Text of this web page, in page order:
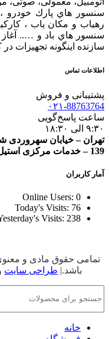
سنسور هاي پارك خودرو
رهياب و مكان ياب ،
سنسور هاي باد و ….. آغاز
سازنده اينگونه تجهيزات
اطلاعات تماس
پشتیبانی و فروش
۰۲۱-88763764
ساعت پاسخ‌گویی
۹:۳۰ الی ۱۸:۳۰
تهران – خيابان سهروردی
139 – خدمات مرکزی استیل میت
آمار کاربران
Online Users: 0
Today's Visits: 76
Visits: 238
تمامی حقوق مادی و
باشد.| طراحی سایت
خانه